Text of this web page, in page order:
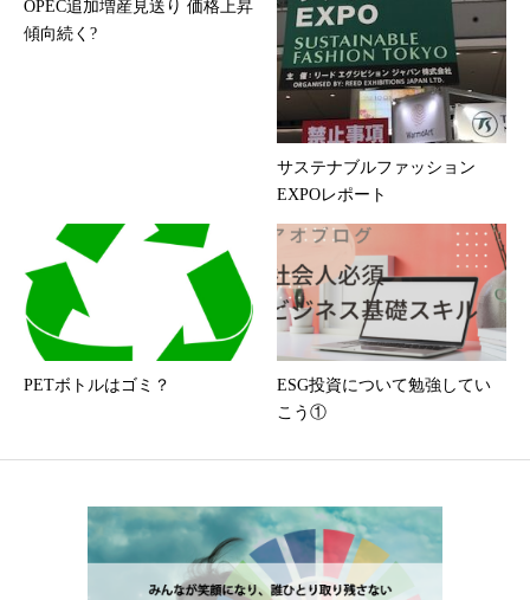
OPEC追加増産見送り 価格上昇
傾向続く?
サステナブルファッション
EXPOレポート
PETボトルはゴミ？
ESG投資について勉強してい
こう①